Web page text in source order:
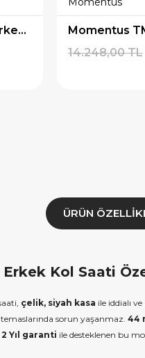
Daniel Klein DK.1.14341.02 Erkek Kol Saati
14.248,00 TL
ÜRÜN
Erkek Kol Saati
çelik, siyah kasa ile iddialı
sorun yaşanmaz. 44
2 Yıl garanti ile desteklenen bu
TL